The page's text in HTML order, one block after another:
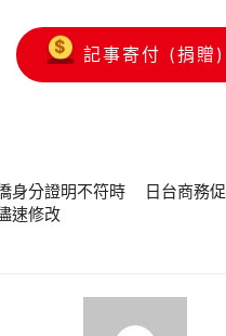
記事寄付 (捐贈)
身分證明不符時
速修改
日台商務